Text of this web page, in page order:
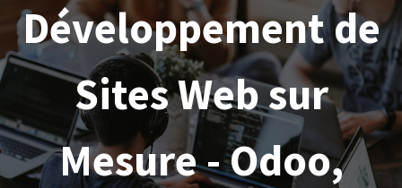
Développement de
Sites Web sur
Mesure - Odoo,